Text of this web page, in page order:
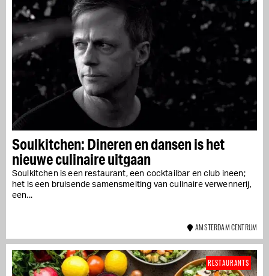
Soulkitchen: Dineren en dansen is het
nieuwe culinaire uitgaan
Soulkitchen is een restaurant, een cocktailbar en club ineen;
het is een bruisende samensmelting van culinaire verwennerij,
een...
AMSTERDAM CENTRUM
RESTAURANTS